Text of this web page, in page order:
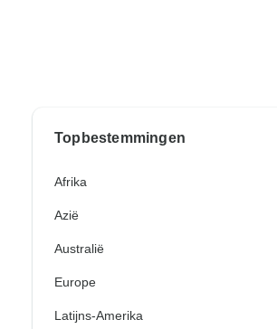
Topbestemmingen
Afrika
Azië
Australië
Europe
Latijns-Amerika